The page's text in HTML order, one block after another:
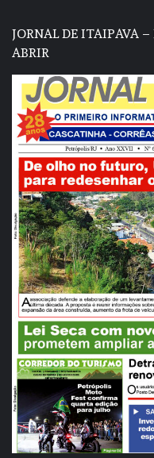
JORNAL DE ITAIPAVA –
ABRIR